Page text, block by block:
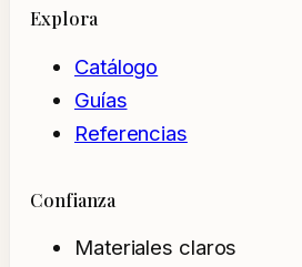
Explora
Catálogo
Guías
Referencias
Confianza
Materiales claros